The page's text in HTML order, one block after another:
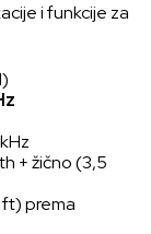
i funkcije za
+ žično (3,5
prema